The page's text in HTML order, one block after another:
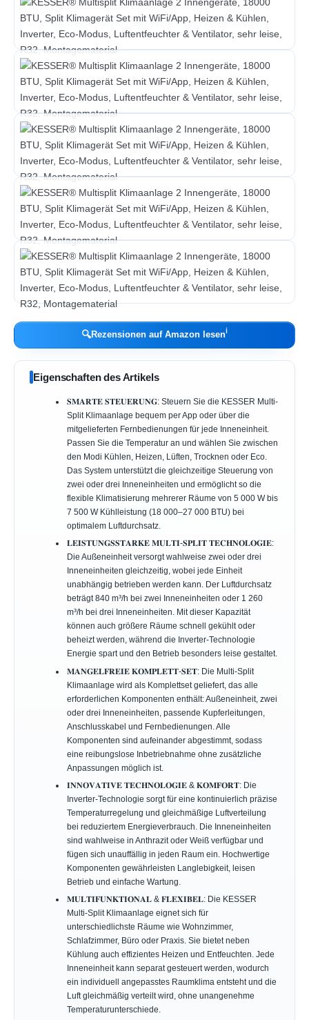
🔍Rezensionen auf Amazon lesenℹ︎
Eigenschaften des Artikels
𝐒𝐌𝐀𝐑𝐓𝐄 𝐒𝐓𝐄𝐔𝐄𝐑𝐔𝐍𝐆: Steuern Sie die KESSER Multi-
Split Klimaanlage bequem per App oder über die
mitgelieferten Fernbedienungen für jede Inneneinheit.
Passen Sie die Temperatur an und wählen Sie zwischen
den Modi Kühlen, Heizen, Lüften, Trocknen oder Eco.
Das System unterstützt die gleichzeitige Steuerung von
zwei oder drei Inneneinheiten und ermöglicht so die
flexible Klimatisierung mehrerer Räume von 5 000 W bis
7 500 W Kühlleistung (18 000–27 000 BTU) bei
optimalem Luftdurchsatz.
𝐋𝐄𝐈𝐒𝐓𝐔𝐍𝐆𝐒𝐒𝐓𝐀𝐑𝐊𝐄 𝐌𝐔𝐋𝐓𝐈-𝐒𝐏𝐋𝐈𝐓 𝐓𝐄𝐂𝐇𝐍𝐎𝐋𝐎𝐆𝐈𝐄:
Die Außeneinheit versorgt wahlweise zwei oder drei
Inneneinheiten gleichzeitig, wobei jede Einheit
unabhängig betrieben werden kann. Der Luftdurchsatz
beträgt 840 m³/h bei zwei Inneneinheiten oder 1 260
m³/h bei drei Inneneinheiten. Mit dieser Kapazität
können auch größere Räume schnell gekühlt oder
beheizt werden, während die Inverter-Technologie
Energie spart und den Betrieb besonders leise gestaltet.
𝐌𝐀𝐍𝐆𝐄𝐋𝐅𝐑𝐄𝐈𝐄 𝐊𝐎𝐌𝐏𝐋𝐄𝐓𝐓-𝐒𝐄𝐓: Die Multi-Split
Klimaanlage wird als Komplettset geliefert, das alle
erforderlichen Komponenten enthält: Außeneinheit, zwei
oder drei Inneneinheiten, passende Kupferleitungen,
Anschlusskabel und Fernbedienungen. Alle
Komponenten sind aufeinander abgestimmt, sodass
eine reibungslose Inbetriebnahme ohne zusätzliche
Anpassungen möglich ist.
𝐈𝐍𝐍𝐎𝐕𝐀𝐓𝐈𝐕𝐄 𝐓𝐄𝐂𝐇𝐍𝐎𝐋𝐎𝐆𝐈𝐄 & 𝐊𝐎𝐌𝐅𝐎𝐑𝐓: Die
Inverter-Technologie sorgt für eine kontinuierlich präzise
Temperaturregelung und gleichmäßige Luftverteilung
bei reduziertem Energieverbrauch. Die Inneneinheiten
sind wahlweise in Anthrazit oder Weiß verfügbar und
fügen sich unauffällig in jeden Raum ein. Hochwertige
Komponenten gewährleisten Langlebigkeit, leisen
Betrieb und einfache Wartung.
𝐌𝐔𝐋𝐓𝐈𝐅𝐔𝐍𝐊𝐓𝐈𝐎𝐍𝐀𝐋 & 𝐅𝐋𝐄𝐗𝐈𝐁𝐄𝐋: Die KESSER
Multi-Split Klimaanlage eignet sich für
unterschiedlichste Räume wie Wohnzimmer,
Schlafzimmer, Büro oder Praxis. Sie bietet neben
Kühlung auch effizientes Heizen und Entfeuchten. Jede
Inneneinheit kann separat gesteuert werden, wodurch
ein individuell angepasstes Raumklima entsteht und die
Luft gleichmäßig verteilt wird, ohne unangenehme
Temperaturunterschiede.